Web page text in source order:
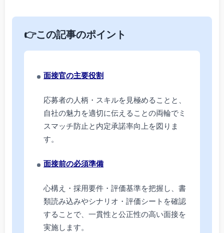
👉この記事のポイント
面接官の主要役割
応募者の人柄・スキルを見極めることと、
自社の魅力を適切に伝えることの両輪でミ
スマッチ防止と内定承諾率向上を図りま
す。
面接前の必須準備
心構え・採用要件・評価基準を把握し、書
類読み込みやシナリオ・評価シートを確認
することで、一貫性と公正性の高い面接を
実施します。